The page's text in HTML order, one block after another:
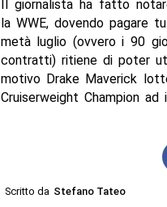
Il giornalista ha fatto
la WWE, dovendo pagare
metà luglio (ovvero i 90
contratti) ritiene di poter
motivo Drake Maverick
Cruiserweight Champion ad
Scritto da Stefano Tateo